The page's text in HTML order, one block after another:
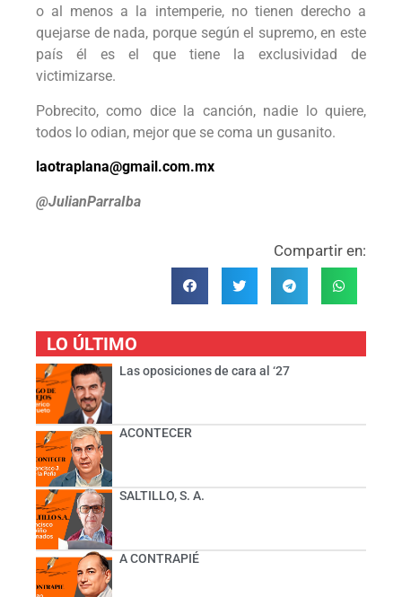
o al menos a la intemperie, no tienen derecho a
quejarse de nada, porque según el supremo, en este
país él es el que tiene la exclusividad de
victimizarse.
Pobrecito, como dice la canción, nadie lo quiere,
todos lo odian, mejor que se coma un gusanito.
laotraplana@gmail.com.mx
@JulianParraIba
Compartir en:
LO ÚLTIMO
Las oposiciones de cara al ‘27
ACONTECER
SALTILLO, S. A.
A CONTRAPIÉ